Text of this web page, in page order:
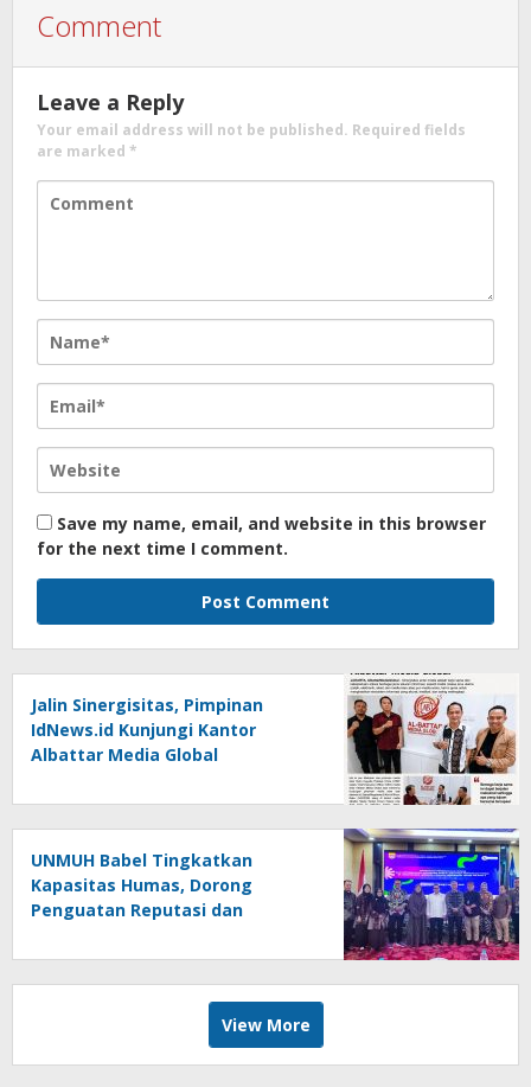
Comment
Leave a Reply
Your email address will not be published. Required fields
are marked *
Save my name, email, and website in this browser
for the next time I comment.
Jalin Sinergisitas, Pimpinan
IdNews.id Kunjungi Kantor
Albattar Media Global
UNMUH Babel Tingkatkan
Kapasitas Humas, Dorong
Penguatan Reputasi dan
View More